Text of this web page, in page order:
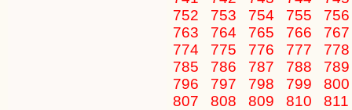
752
753 754 755
763
764 765 766
774
775 776 777
785
786 787 788
796
797 798 799
807
808 809 810
811